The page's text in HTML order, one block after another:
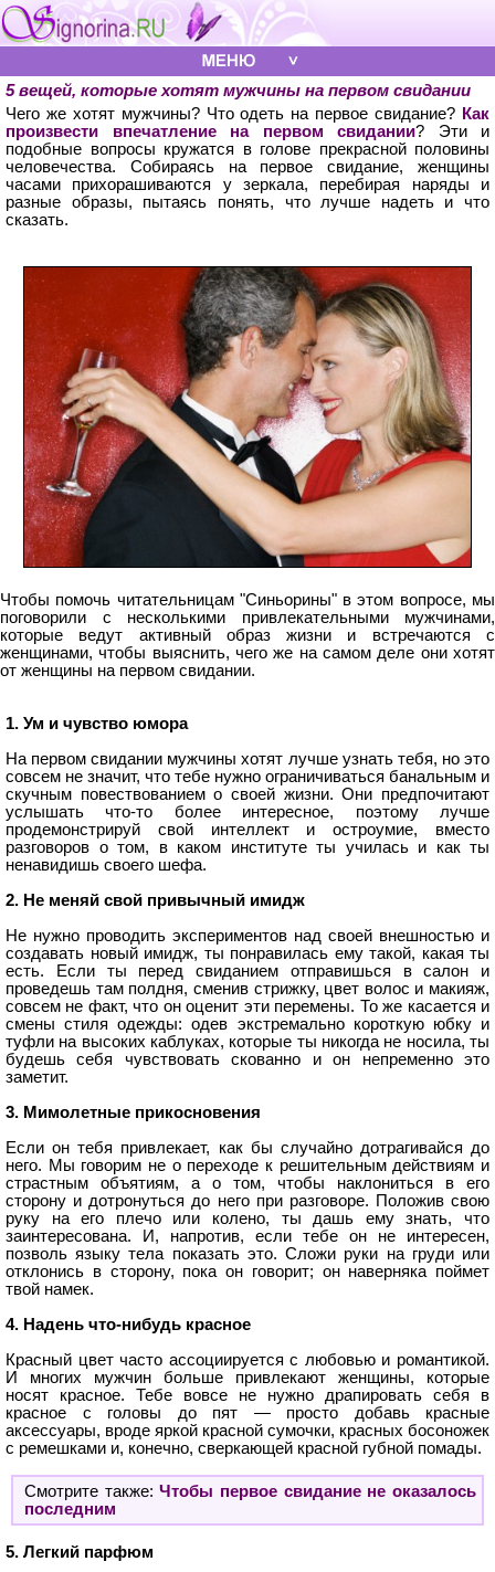
5 вещей, которые хотят мужчины на первом свидании
Чего же хотят мужчины? Что одеть на первое свидание? Как
произвести впечатление на первом свидании? Эти и
подобные вопросы кружатся в голове прекрасной половины
человечества. Собираясь на первое свидание, женщины
часами прихорашиваются у зеркала, перебирая наряды и
разные образы, пытаясь понять, что лучше надеть и что
сказать.
Чтобы помочь читательницам "Синьорины" в этом вопросе, мы
поговорили с несколькими привлекательными мужчинами,
которые ведут активный образ жизни и встречаются с
женщинами, чтобы выяснить, чего же на самом деле они хотят
от женщины на первом свидании.
1. Ум и чувство юмора
На первом свидании мужчины хотят лучше узнать тебя, но это
совсем не значит, что тебе нужно ограничиваться банальным и
скучным повествованием о своей жизни. Они предпочитают
услышать что-то более интересное, поэтому лучше
продемонстрируй свой интеллект и остроумие, вместо
разговоров о том, в каком институте ты училась и как ты
ненавидишь своего шефа.
2. Не меняй свой привычный имидж
Не нужно проводить экспериментов над своей внешностью и
создавать новый имидж, ты понравилась ему такой, какая ты
есть. Если ты перед свиданием отправишься в салон и
проведешь там полдня, сменив стрижку, цвет волос и макияж,
совсем не факт, что он оценит эти перемены. То же касается и
смены стиля одежды: одев экстремально короткую юбку и
туфли на высоких каблуках, которые ты никогда не носила, ты
будешь себя чувствовать скованно и он непременно это
заметит.
3. Мимолетные прикосновения
Если он тебя привлекает, как бы случайно дотрагивайся до
него. Мы говорим не о переходе к решительным действиям и
страстным объятиям, а о том, чтобы наклониться в его
сторону и дотронуться до него при разговоре. Положив свою
руку на его плечо или колено, ты дашь ему знать, что
заинтересована. И, напротив, если тебе он не интересен,
позволь языку тела показать это. Сложи руки на груди или
отклонись в сторону, пока он говорит; он наверняка поймет
твой намек.
4. Надень что-нибудь красное
Красный цвет часто ассоциируется с любовью и романтикой.
И многих мужчин больше привлекают женщины, которые
носят красное. Тебе вовсе не нужно драпировать себя в
красное с головы до пят — просто добавь красные
аксессуары, вроде яркой красной сумочки, красных босоножек
с ремешками и, конечно, сверкающей красной губной помады.
Смотрите также:Чтобы первое свидание не оказалось
последним
5. Легкий парфюм